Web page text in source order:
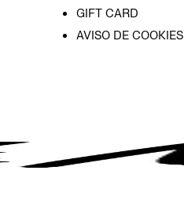
GIFT CARD
AVISO DE COOKIES